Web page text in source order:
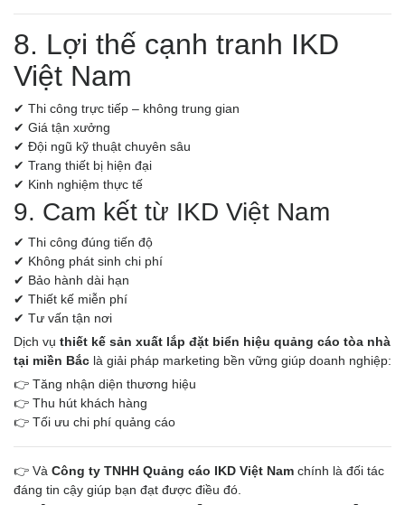
8. Lợi thế cạnh tranh IKD
Việt Nam
✔ Thi công trực tiếp – không trung gian
✔ Giá tận xưởng
✔ Đội ngũ kỹ thuật chuyên sâu
✔ Trang thiết bị hiện đại
✔ Kinh nghiệm thực tế
9. Cam kết từ IKD Việt Nam
✔ Thi công đúng tiến độ
✔ Không phát sinh chi phí
✔ Bảo hành dài hạn
✔ Thiết kế miễn phí
✔ Tư vấn tận nơi
Dịch vụ thiết kế sản xuất lắp đặt biển hiệu quảng cáo tòa nhà
tại miền Bắc là giải pháp marketing bền vững giúp doanh nghiệp:
👉 Tăng nhận diện thương hiệu
👉 Thu hút khách hàng
👉 Tối ưu chi phí quảng cáo
👉 Và Công ty TNHH Quảng cáo IKD Việt Nam chính là đối tác
đáng tin cậy giúp bạn đạt được điều đó.